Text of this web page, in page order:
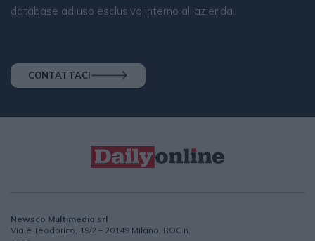
database ad uso esclusivo interno all'azienda.
CONTATTACI
Newsco Multimedia srl
Viale Teodorico, 19/2 – 20149 Milano, ROC n.